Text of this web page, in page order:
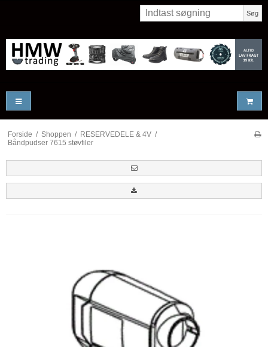
Søg
Forside / Shoppen / RESERVEDELE & 4V /
Båndpudser 7615 støvfiler